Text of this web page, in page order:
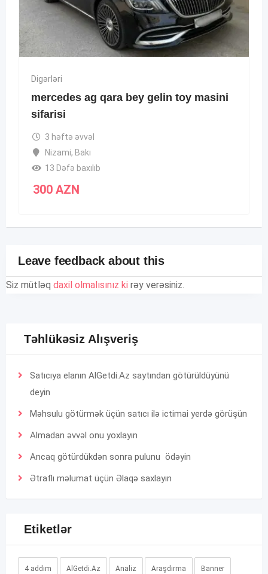
Digərləri
mercedes ag qara bey gelin toy masini
sifarisi
3 həftə əvvəl
Nizami, Bakı
13 Dəfə baxılıb
300 AZN
Leave feedback about this
Siz mütləq daxil olmalısınız ki rəy verəsiniz.
Təhlükəsiz Alışveriş
Satıcıya elanın AlGetdi.Az saytından götürüldüyünü
deyin
Məhsulu götürmək üçün satıcı ilə ictimai yerdə görüşün
Almadan əvvəl onu yoxlayın
Ancaq götürdükdən sonra pulunu ödəyin
Ətraflı məlumat üçün Əlaqə saxlayın
Etiketlər
4 addım AlGetdi.Az Analiz Araşdırma Banner